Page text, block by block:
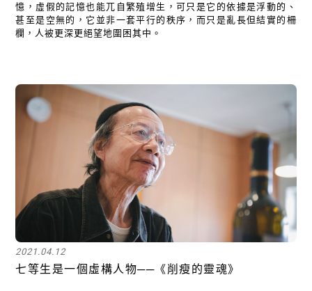
憶，虛假的記憶也能兀自繁殖增生，可只是它的依據是浮動的、
甚至是空無的，它並非一套平行的秩序，而只是亂長但結實的柵
欄，人被更深更絕望地圍困其中。
2021.04.12
七等生是一個虛構人物──《削瘦的靈魂》